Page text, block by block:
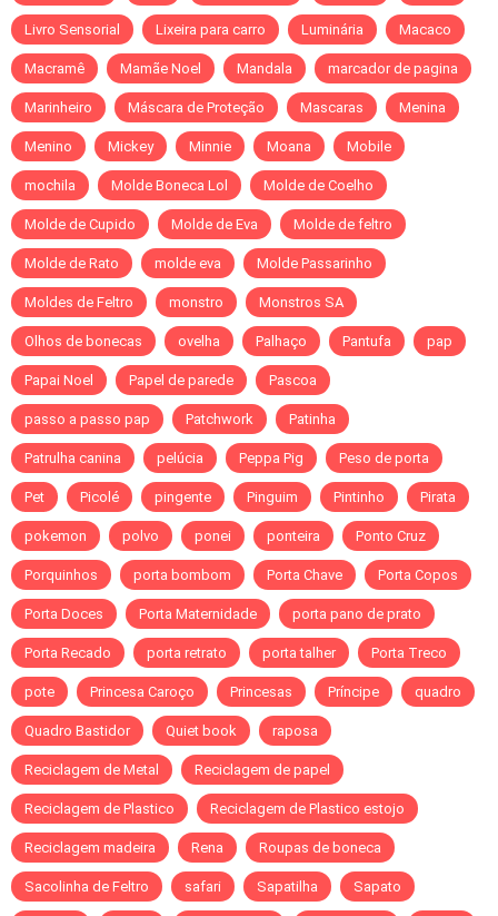
Livro Sensorial Lixeira para carro Luminária Macaco
Macramê Mamãe Noel Mandala marcador de pagina
Marinheiro Máscara de Proteção Mascaras Menina
Menino Mickey Minnie Moana Mobile
mochila Molde Boneca Lol Molde de Coelho
Molde de Cupido Molde de Eva Molde de feltro
Molde de Rato molde eva Molde Passarinho
Moldes de Feltro monstro Monstros SA
Olhos de bonecas ovelha Palhaço Pantufa pap
Papai Noel Papel de parede Pascoa
passo a passo pap Patchwork Patinha
Patrulha canina pelúcia Peppa Pig Peso de porta
Pet Picolé pingente Pinguim Pintinho Pirata
pokemon polvo ponei ponteira Ponto Cruz
Porquinhos porta bombom Porta Chave Porta Copos
Porta Doces Porta Maternidade porta pano de prato
Porta Recado porta retrato porta talher Porta Treco
pote Princesa Caroço Princesas Príncipe quadro
Quadro Bastidor Quiet book raposa
Reciclagem de Metal Reciclagem de papel
Reciclagem de Plastico Reciclagem de Plastico estojo
Reciclagem madeira Rena Roupas de boneca
Sacolinha de Feltro safari Sapatilha Sapato